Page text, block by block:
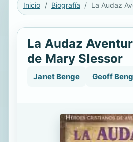
Inicio Biografía
La Audaz
de Mary Slessor
Janet Benge Geoff